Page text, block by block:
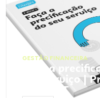
GESTÃO FINANCEIRA
Faça a
seu serviço |
ChatGPT